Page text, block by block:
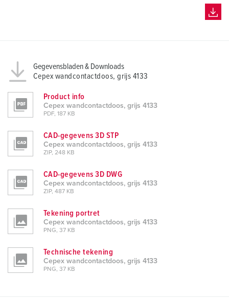
Gegevensbladen & Downloads
Cepex wandcontactdoos, grijs 4133
Product info
Cepex wandcontactdoos, grijs 4133
PDF, 187 KB
CAD-gegevens 3D STP
Cepex wandcontactdoos, grijs 4133
ZIP, 248 KB
CAD-gegevens 3D DWG
Cepex wandcontactdoos, grijs 4133
ZIP, 487 KB
Tekening portret
Cepex wandcontactdoos, grijs 4133
PNG, 37 KB
Technische tekening
Cepex wandcontactdoos, grijs 4133
PNG, 37 KB